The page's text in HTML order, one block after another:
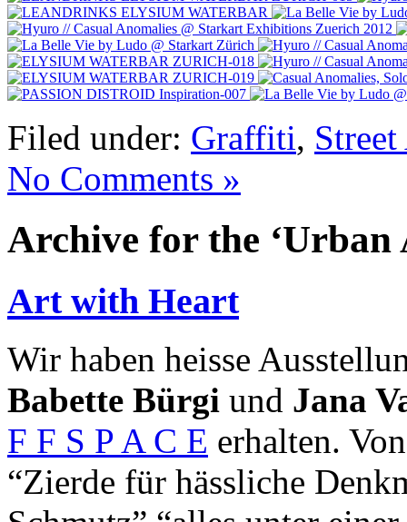
Filed under: Graffiti,
No Comments »
Archive for the ‘Urban
Art with Heart
Wir haben heisse
Babette Bürgi und Jana
F F S P A C E erhalten.
“Zierde für hässliche